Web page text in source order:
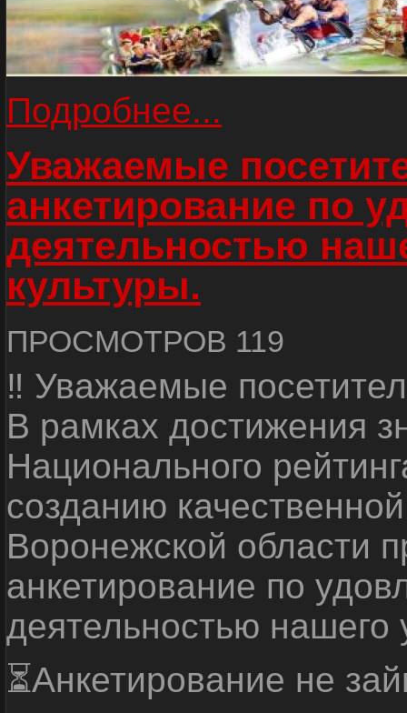
Подробнее...
Уважаемые
анкетирование по
деятельностью
культуры.
ПРОСМОТРОВ 119
‼ Уважаемые
В рамках достижения
Национального
созданию
Воронежской области
анкетирование по
деятельностью нашего
⏳Анкетирование не